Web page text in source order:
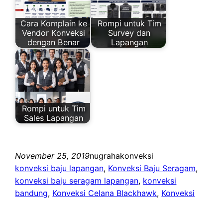
Cara Komplain ke
Vendor Konveksi
dengan Benar
Rompi untuk Tim
Survey dan
Lapangan
Rompi untuk Tim
Sales Lapangan
November 25, 2019nugrahakonveksi
konveksi baju lapangan, Konveksi Baju Seragam
konveksi baju seragam lapangan, konveksi
bandung, Konveksi Celana Blackhawk, Konveksi